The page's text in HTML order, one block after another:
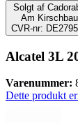
Solgt af
Am
CVR-nr:
Alcatel 3L
Varenummer:
Dette produkt